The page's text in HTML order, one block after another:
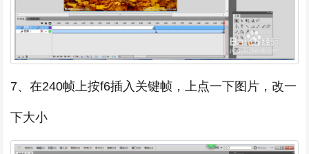
7、在240帧上按f6插入关键帧，上点一下图片，改一
下大小